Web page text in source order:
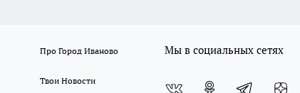
Про Город Иваново
Твои Новости
Мы в социальных сетях